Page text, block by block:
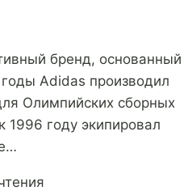
бренд, основанный
Adidas производил
Олимпийских сборных
году экипировал